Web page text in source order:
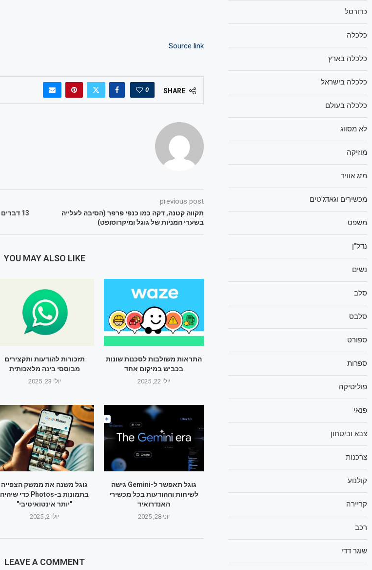
Source link
SHARE
0
previous post
תקווה קטנה, דקה כמו כנפי פרפר (הסיבה לעלייה
בשערי המניות של גוגל ומיקרוסופט)
13 דברים חדשים שהאייפון למד לעשות ב-iOS 13
YOU MAY ALSO LIKE
תזכורות להודעות ותקצירים
מבוססי בינה מלאכותית
יולי 23, 2025
התראות משולבות לסכנות שונות
בכביש במיקום אחד
יולי 22, 2025
גוגל משנה את ממשק הצפייה
בתמונות ב-Photos כדי שיהיה
"יותר אינטואיטיבי"
יולי 2, 2025
גוגל תאפשר ל-Gemini גישה
לשיחות וההודעות בכל מכשירי
האנדרואיד
יוני 28, 2025
LEAVE A COMMENT
כדורסל
כלכלה
כלכלה בארץ
כלכלה בישראל
כלכלה בעולם
לא מסווג
מוזיקה
מזג אוויר
מכשירים וגאדג'טים
משפט
נדל"ן
נשים
סלב
סלבס
ספורט
ספרות
פוליטיקה
פנאי
צבא וביטחון
צרכנות
קולנוע
קריירה
רכב
שוגר דדי